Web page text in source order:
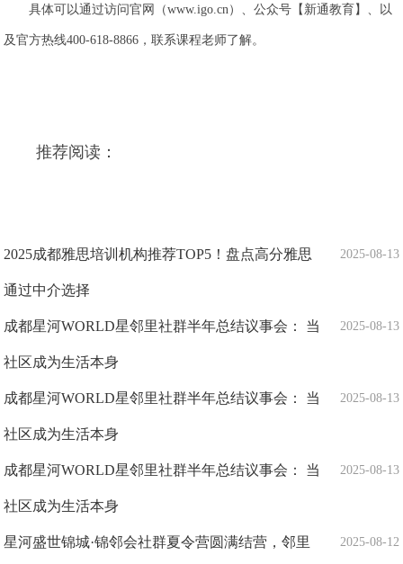
具体可以通过访问官网（www.igo.cn）、公众号【新通教育】、以
及官方热线400-618-8866，联系课程老师了解。
推荐阅读：
2025-08-13
2025成都雅思培训机构推荐TOP5！盘点高分雅思
通过中介选择
2025-08-13
成都星河WORLD星邻里社群半年总结议事会： 当
社区成为生活本身
2025-08-13
成都星河WORLD星邻里社群半年总结议事会： 当
社区成为生活本身
2025-08-13
成都星河WORLD星邻里社群半年总结议事会： 当
社区成为生活本身
2025-08-12
星河盛世锦城·锦邻会社群夏令营圆满结营，邻里